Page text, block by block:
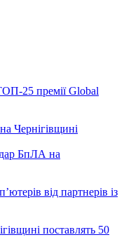
25 премії Global
Чернігівщині
БпЛА на
від партнерів із
поставлять 50